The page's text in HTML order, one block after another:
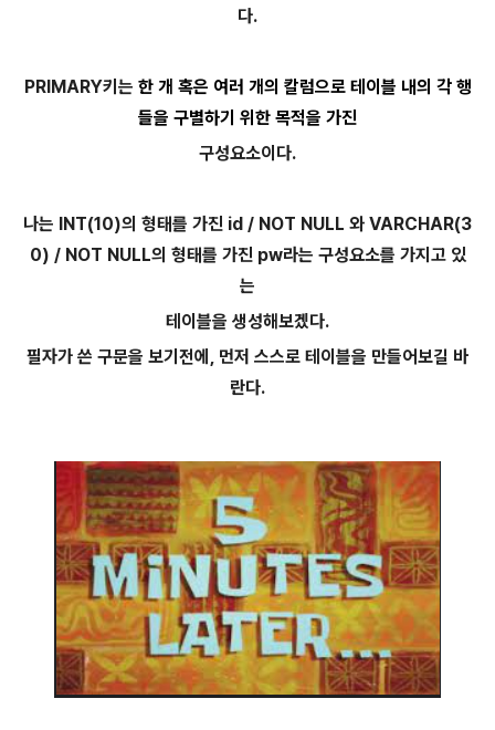
다.
PRIMARY키는 한 개 혹은 여러 개의 칼럼으로 테이블 내의 각 행
들을 구별하기 위한 목적을 가진
구성요소이다.
나는 INT(10)의 형태를 가진 id / NOT NULL 와 VARCHAR(3
0) / NOT NULL의 형태를 가진 pw라는 구성요소를 가지고 있
는
테이블을 생성해보겠다.
필자가 쓴 구문을 보기전에, 먼저 스스로 테이블을 만들어보길 바
란다.